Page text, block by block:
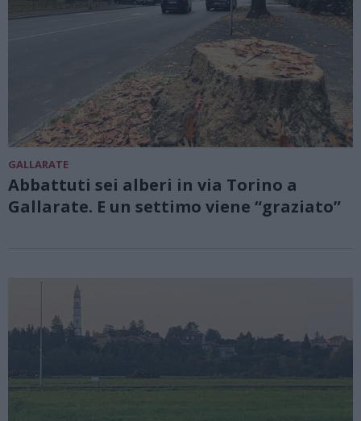
GALLARATE
Abbattuti sei alberi in via Torino a
Gallarate. E un settimo viene “graziato”